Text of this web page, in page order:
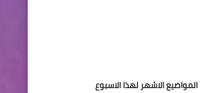
المواضيع الاشهر لهذا الاسبوع